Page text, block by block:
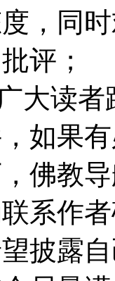
，同
评；
大读
如果
佛教
系作
披露